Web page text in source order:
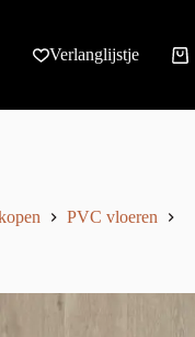
Verlanglijstje
PVC vloeren